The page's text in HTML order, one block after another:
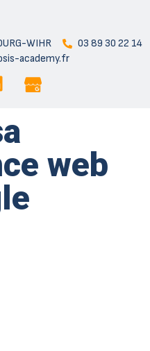
WIHR
03 89 30 22 14
academy.fr
web